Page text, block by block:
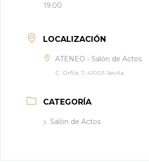
19:00
LOCALIZACIÓN
ATENEO - Salón de Actos
C. Orfila, 7, 41003 Sevilla
CATEGORÍA
Salón de Actos